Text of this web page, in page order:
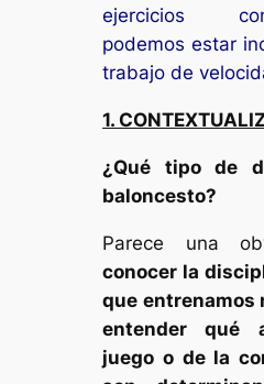
ejercicios
podemos estar
trabajo de
1.
¿Qué tipo de
baloncesto?
Parece una
conocer la
que entrenamos
entender qué
juego o de la